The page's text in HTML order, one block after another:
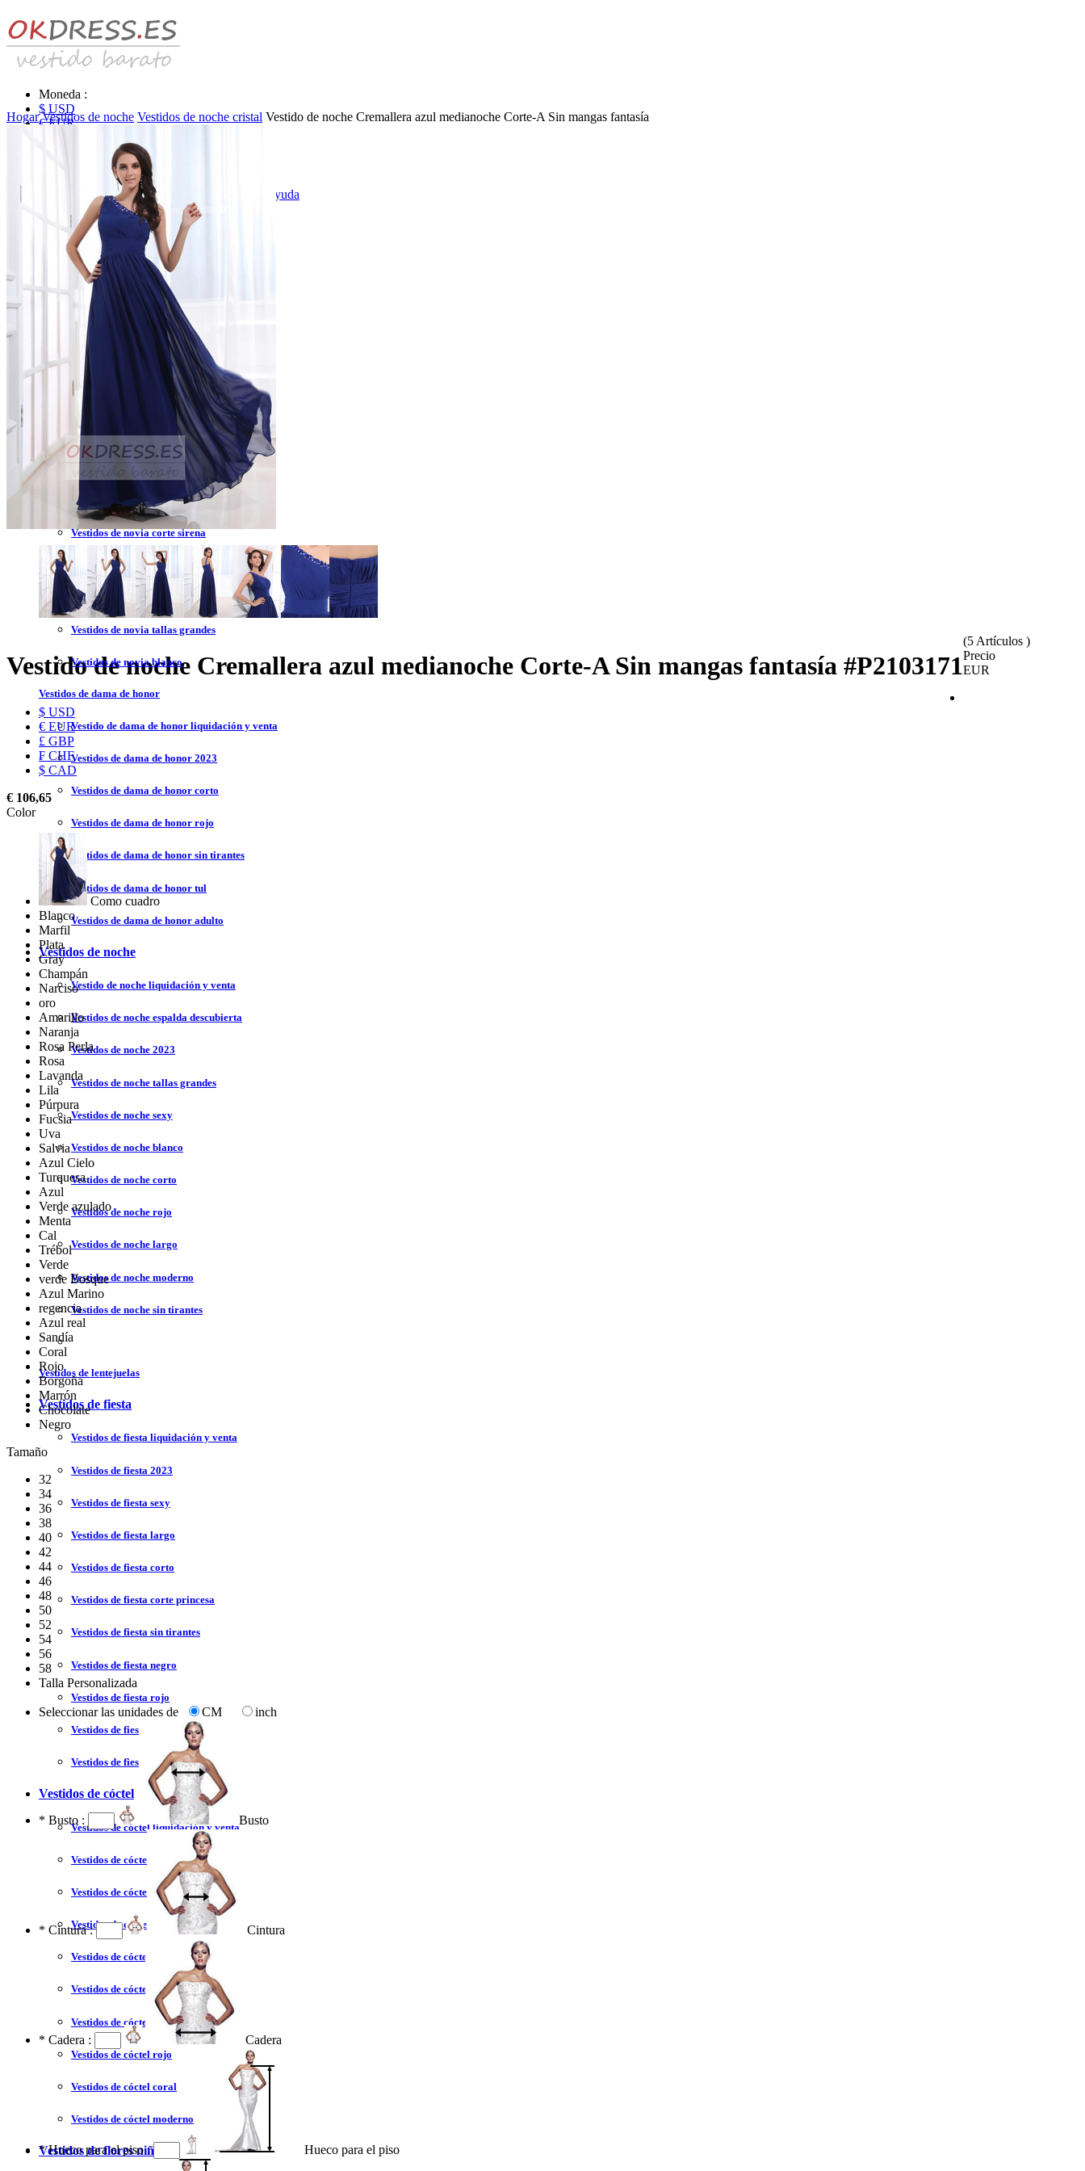
Moneda :
$ USD
€ EUR
Identificarse & Registrarse |Obtener la contraseña Ayuda
Vestidos de novia
Vestido de novia liquidación y venta
Vestidos de novia vendimia
Vestidos de novia 2023
Vestidos de novia sin tirantes
Vestidos de novia encaje
Vestidos de novia corte princesa
Vestidos de novia sencillo
Vestidos de novia corte sirena
Vestidos de novia corto
Vestidos de novia espalda descubierta
Vestidos de novia tallas grandes
Vestidos de novia blanco
Vestidos de dama de honor
Vestido de dama de honor liquidación y venta
Vestidos de dama de honor 2023
Vestidos de dama de honor corto
Vestidos de dama de honor rojo
Vestidos de dama de honor sin tirantes
Vestidos de dama de honor tul
Vestidos de dama de honor adulto
Vestidos de noche
Vestido de noche liquidación y venta
Vestidos de noche espalda descubierta
Vestidos de noche 2023
Vestidos de noche tallas grandes
Vestidos de noche sexy
Vestidos de noche blanco
Vestidos de noche corto
Vestidos de noche rojo
Vestidos de noche largo
Vestidos de noche moderno
Vestidos de noche sin tirantes
Vestidos de lentejuelas
Vestidos de fiesta
Vestidos de fiesta liquidación y venta
Vestidos de fiesta 2023
Vestidos de fiesta sexy
Vestidos de fiesta largo
Vestidos de fiesta corto
Vestidos de fiesta corte princesa
Vestidos de fiesta sin tirantes
Vestidos de fiesta negro
Vestidos de fiesta rojo
Vestidos de fiesta amarillo
Vestidos de fiesta azul
Vestidos de cóctel
Vestidos de cóctel liquidación y venta
Vestidos de cóctel 2023
Vestidos de cóctel largo
Vestidos de cóctel corto
Vestidos de cóctel tallas grandes
Vestidos de cóctel sin tirantes
Vestidos de cóctel azul
Vestidos de cóctel rojo
Vestidos de cóctel coral
Vestidos de cóctel moderno
Vestidos de flores niña
Hogar Vestidos de noche Vestidos de noche cristal Vestido de noche Cremallera azul medianoche Corte-A Sin mangas fantasía
Vestido de noche Cremallera azul medianoche Corte-A Sin mangas fantasía #P2103171
(5 Artículos )
Precio
EUR
$ USD
€ EUR
£ GBP
₣ CHF
$ CAD
€ 106,65
Color
Como cuadro
Blanco
Marfil
Plata
Gray
Champán
Narciso
oro
Amarillo
Naranja
Rosa Perla
Rosa
Lavanda
Lila
Púrpura
Fucsia
Uva
Salvia
Azul Cielo
Turquesa
Azul
Verde azulado
Menta
Cal
Trébol
Verde
verde Bosque
Azul Marino
regencia
Azul real
Sandía
Coral
Rojo
Borgoña
Marrón
Chocolate
Negro
Tamaño
32
34
36
38
40
42
44
46
48
50
52
54
56
58
Talla Personalizada
Seleccionar las unidades de CM inch
* Busto : Busto
* Cintura : Cintura
* Cadera : Cadera
* Hueco para el piso : Hueco para el piso